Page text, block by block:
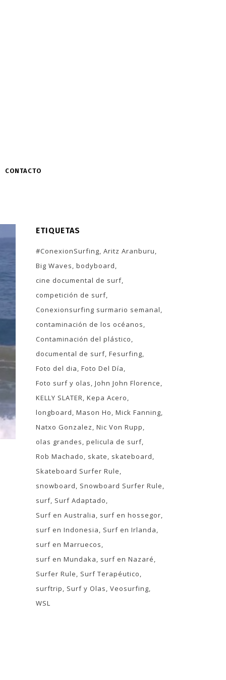
CONTACTO
ETIQUETAS
#ConexionSurfing Aritz Aranburu
Big Waves bodyboard
cine documental de surf
competición de surf
Conexionsurfing surmario semanal
contaminación de los océanos
Contaminación del plástico
documental de surf Fesurfing
Foto del dia Foto Del Día
Foto surf y olas John John Florence
KELLY SLATER Kepa Acero
longboard Mason Ho Mick Fanning
Natxo Gonzalez Nic Von Rupp
olas grandes pelicula de surf
Rob Machado
skate
skateboard
Skateboard Surfer Rule
snowboard
Snowboard Surfer Rule
surf Surf Adaptado
Surf en Australia
surf en hossegor
surf en Indonesia
Surf en Irlanda
surf en Marruecos
surf en Mundaka
surf en Nazaré
Surfer Rule
Surf Terapéutico
surftrip
Surf y Olas Veosurfing
WSL